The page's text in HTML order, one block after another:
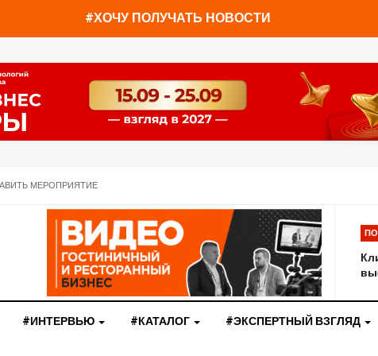
#ХОЧУ ПОЛУЧАТЬ НОВОСТИ
МЕРОПРИЯТИЕ
#ИНТЕРВЬЮ #КАТАЛОГ #ЭКСПЕРТНЫЙ ВЗГЛЯД